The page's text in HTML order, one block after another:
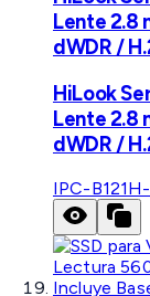
Lente 2.8
dWDR /
HiLook
Lente 2.8
dWDR /
IPC-